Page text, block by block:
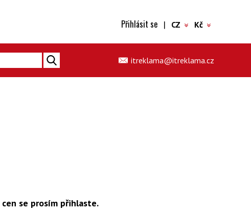
Přihlásit se | CZ Kč
itreklama@itreklama.cz
se prosím přihlaste.